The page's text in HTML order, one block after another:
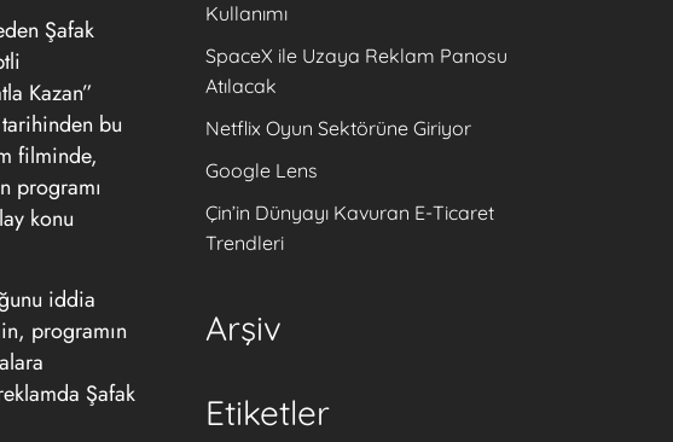
Şafak
Kazan”
bu
filminde,
programı
konu
iddia
programın
Şafak
Kullanımı
SpaceX ile Uzaya Reklam Panosu
Atılacak
Netflix Oyun Sektörüne Giriyor
Google Lens
Çin’in Dünyayı Kavuran E-Ticaret
Trendleri
Arşiv
Etiketler